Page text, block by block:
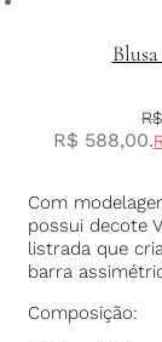
R$
R$ 588,00.
Com
possui decote
listrada que
barra
Composição: